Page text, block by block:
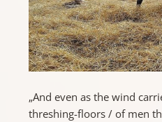
„And even as the wind
threshing-floors / of men